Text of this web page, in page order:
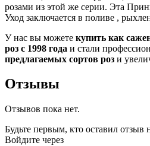
розами из этой же серии. Эта
Уход заключается в поливе ,
У нас вы можете купить как
роз с 1998 года и стали
предлагаемых сортов роз и
Отзывы
Отзывов пока нет.
Будьте первым, кто оставил
Войдите через